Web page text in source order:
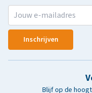
Inschrijven
Blijf op de